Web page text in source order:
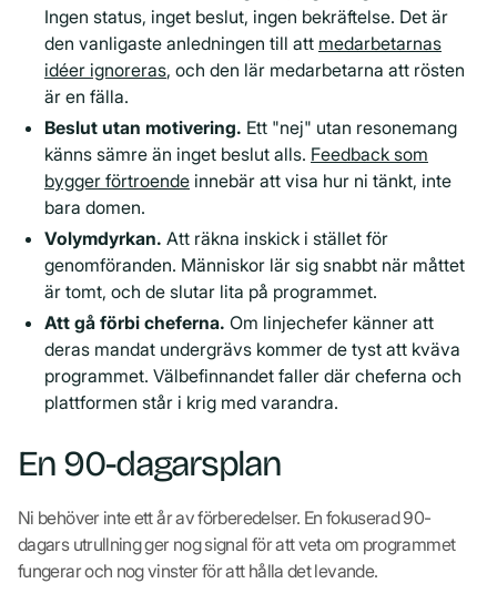
Ingen status, inget beslut, ingen bekräftelse. Det är
den vanligaste anledningen till att medarbetarnas
idéer ignoreras, och den lär medarbetarna att rösten
är en fälla.
Beslut utan motivering. Ett "nej" utan resonemang
känns sämre än inget beslut alls. Feedback som
bygger förtroende innebär att visa hur ni tänkt, inte
bara domen.
Volymdyrkan. Att räkna inskick i stället för
genomföranden. Människor lär sig snabbt när måttet
är tomt, och de slutar lita på programmet.
Att gå förbi cheferna. Om linjechefer känner att
deras mandat undergrävs kommer de tyst att kväva
programmet. Välbefinnandet faller där cheferna och
plattformen står i krig med varandra.
En 90-dagarsplan
Ni behöver inte ett år av förberedelser. En fokuserad 90-
dagars utrullning ger nog signal för att veta om programmet
fungerar och nog vinster för att hålla det levande.